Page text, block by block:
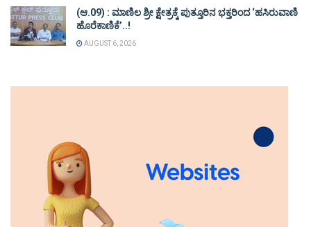
(ಆ.09) : ಮಾಣಿಲ ಶ್ರೀ ಕ್ಷೇತ್ರಕ್ಕೆ ಪುತ್ತೂರಿನ ಭಕ್ತರಿಂದ ‘ಹಸಿರುವಾಣಿ
ಹೊರೆಕಾಣಿಕೆ’..!
AUGUST 6, 2026